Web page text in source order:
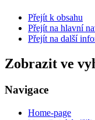
Přejít k obsahu
Přejít na hlavní
Přejít na další
Zobrazit ve
Navigace
Home-page